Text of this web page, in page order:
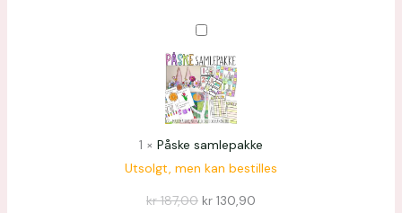
Påske
samlepakke
1 × Påske samlepakke
Utsolgt, men kan bestilles
kr187,00 kr 130,90